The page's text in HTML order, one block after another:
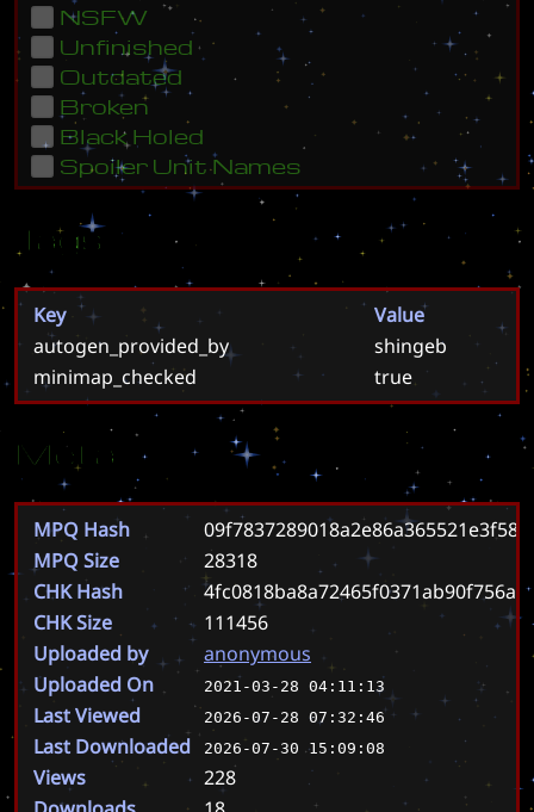
NSFW
Unfinished
Outdated
Broken
Black Holed
Spoiler Unit Names
Tags
Key
Value
autogen_provided_by
shingeb
minimap_checked
true
Meta
MPQ Hash
MPQ Size
28318
CHK Hash
CHK Size
111456
Uploaded by
anonymous
Uploaded On
2021-03-28 04:11:13
Last Viewed 2026-07-28 07:32:46
Last Downloaded 2026-07-30 15:09:08
Views
228